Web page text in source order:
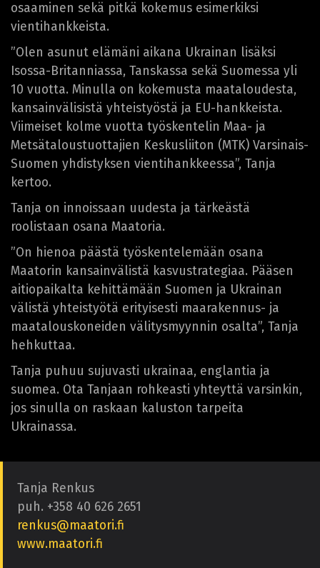
osaaminen sekä pitkä kokemus esimerkiksi
vientihankkeista.
”Olen asunut elämäni aikana Ukrainan lisäksi
Isossa-Britanniassa, Tanskassa sekä Suomessa yli
10 vuotta. Minulla on kokemusta maataloudesta,
kansainvälisistä yhteistyöstä ja EU-hankkeista.
Viimeiset kolme vuotta työskentelin Maa- ja
Metsätaloustuottajien Keskusliiton (MTK) Varsinais-
Suomen yhdistyksen vientihankkeessa”, Tanja
kertoo.
Tanja on innoissaan uudesta ja tärkeästä
roolistaan osana Maatoria.
”On hienoa päästä työskentelemään osana
Maatorin kansainvälistä kasvustrategiaa. Pääsen
aitiopaikalta kehittämään Suomen ja Ukrainan
välistä yhteistyötä erityisesti maarakennus- ja
maatalouskoneiden välitysmyynnin osalta”, Tanja
hehkuttaa.
Tanja puhuu sujuvasti ukrainaa, englantia ja
suomea. Ota Tanjaan rohkeasti yhteyttä varsinkin,
jos sinulla on raskaan kaluston tarpeita
Ukrainassa.
Tanja Renkus
puh. +358 40 626 2651
renkus@maatori.fi
www.maatori.fi